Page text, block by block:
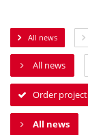
All news
All news
Order project
All news